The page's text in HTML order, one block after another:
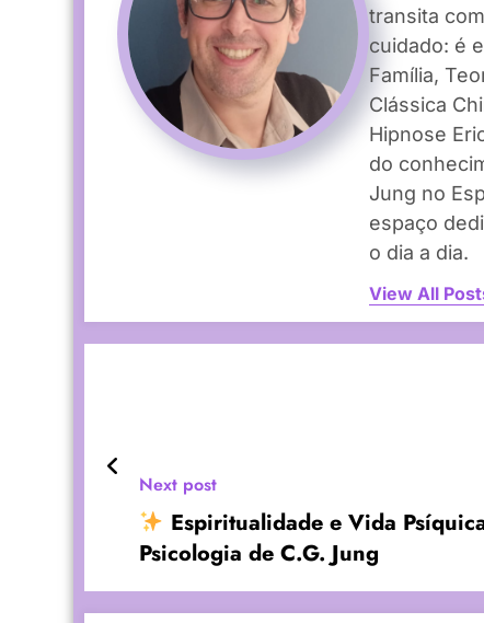
transita
cuidado: é
Família,
Clássica
Hipnose
do
Jung no
espaço
o dia a dia.
View All
Next post
Espiritualidade e Vida
Psicologia de C.G. Jung